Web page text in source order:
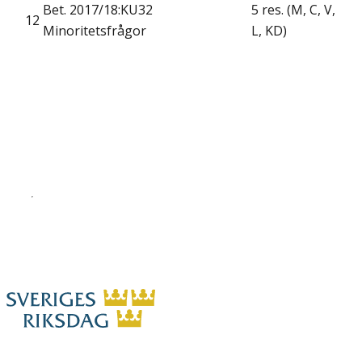
12
Bet. 2017/18:KU32
Minoritetsfrågor
5 res. (M, C, V,
L, KD)